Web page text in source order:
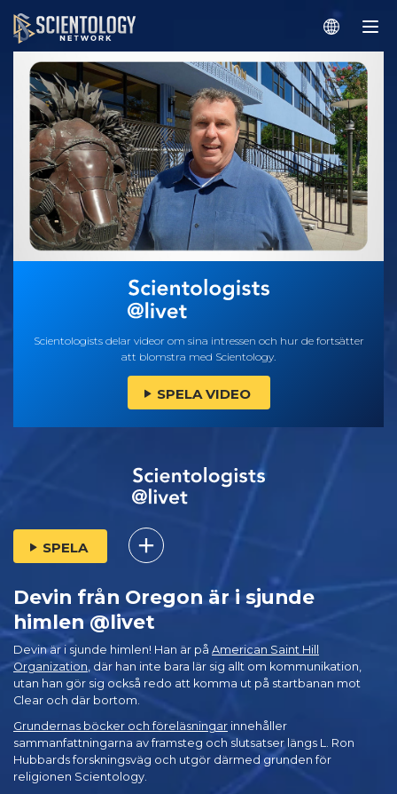
Scientologists delar videor om sina intressen och hur de fortsätter
att blomstra med Scientology.
SPELA VIDEO
SPELA
Devin från Oregon är i sjunde
himlen @livet
Devin är i sjunde himlen! Han är på American Saint Hill
Organization, där han inte bara lär sig allt om kommunikation,
utan han gör sig också redo att komma ut på startbanan mot
Clear och där bortom.
Grundernas böcker och föreläsningar innehåller
sammanfattningarna av framsteg och slutsatser längs L. Ron
Hubbards forskningsväg och utgör därmed grunden för
religionen Scientology.